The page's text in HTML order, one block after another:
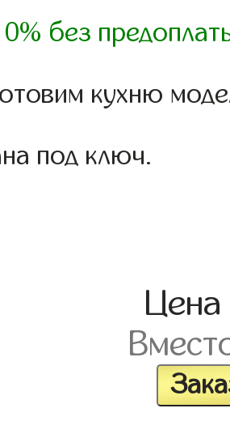
0% без
кухню
под ключ.
Цена